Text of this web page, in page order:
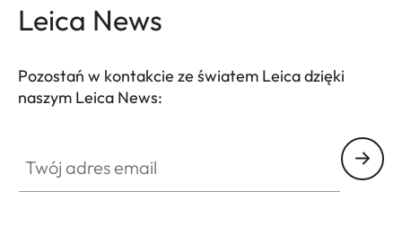
Leica News
Pozostań w kontakcie ze światem Leica dzięki
naszym Leica News: